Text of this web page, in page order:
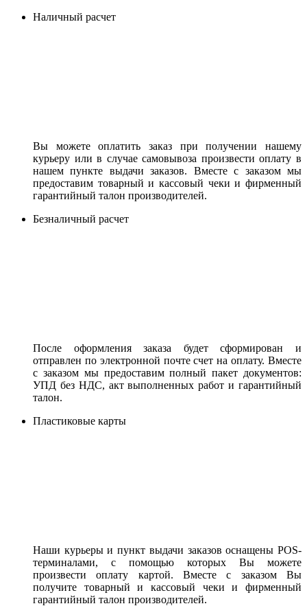
Наличный расчет
Вы можете оплатить заказ при получении нашему
курьеру или в случае самовывоза произвести оплату в
нашем пункте выдачи заказов. Вместе с заказом мы
предоставим товарный и кассовый чеки и фирменный
гарантийный талон производителей.
Безналичный расчет
После оформления заказа будет сформирован и
отправлен по электронной почте счет на оплату. Вместе
с заказом мы предоставим полный пакет документов:
УПД без НДС, акт выполненных работ и гарантийный
талон.
Пластиковые карты
Наши курьеры и пункт выдачи заказов оснащены POS-
терминалами, с помощью которых Вы можете
произвести оплату картой. Вместе с заказом Вы
получите товарный и кассовый чеки и фирменный
гарантийный талон производителей.